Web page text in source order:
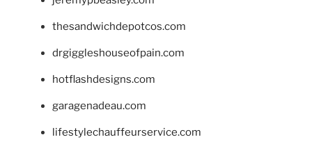
thesandwichdepotcos.com
drgiggleshouseofpain.com
hotflashdesigns.com
garagenadeau.com
lifestylechauffeurservice.com